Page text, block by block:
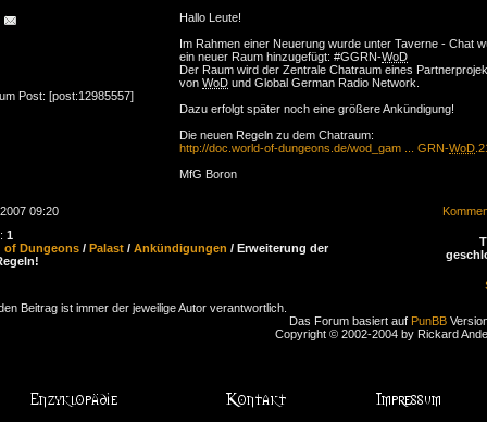
Post: [post:12985557]
Hallo Leute!
Im Rahmen einer Neuerung wurde unter Taverne - Chat
ein neuer Raum hinzugefügt: #GGRN-WoD
Der Raum wird der Zentrale Chatraum eines
von WoD und Global German Radio Network.
Dazu erfolgt später noch eine größere Ankündigung!
Die neuen Regeln zu dem Chatraum:
http://doc.world-of-dungeons.de/wod_gam ... GRN-WoD
MfG Boron
09:20
1
of Dungeons / Palast / Ankündigungen / Erweiterung der
Beitrag ist immer der jeweilige Autor verantwortlich.
Das Forum basiert auf PunBB
Copyright © 2002-2004 by Rickard